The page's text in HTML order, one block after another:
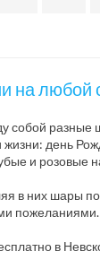
на любой
собой
день
и розовые
в них шары
пожеланиями.
в